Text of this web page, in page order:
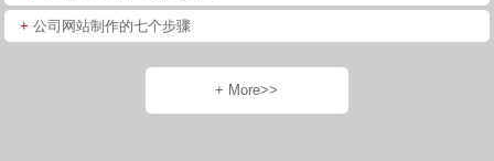
+ 公司网站制作的七个步骤
+ More>>